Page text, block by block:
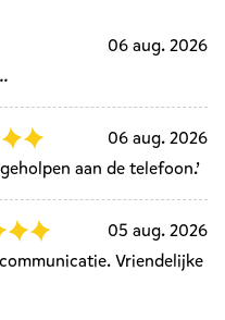
06 aug. 2026
06 aug. 2026
aan de telefoon.’
05 aug. 2026
Vriendelijke